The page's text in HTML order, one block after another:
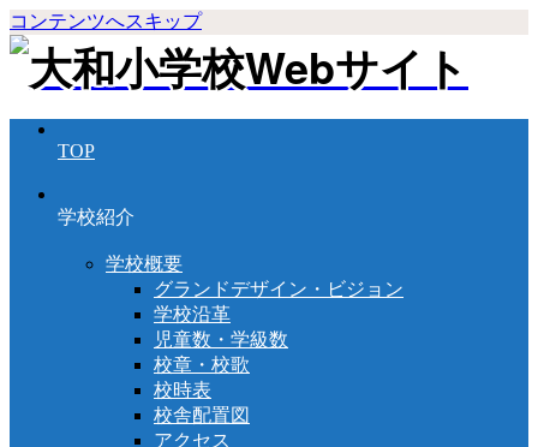
コンテンツへスキップ
TOP
学校紹介
学校概要
グランドデザイン・ビジョン
学校沿革
児童数・学級数
校章・校歌
校時表
校舎配置図
アクセス